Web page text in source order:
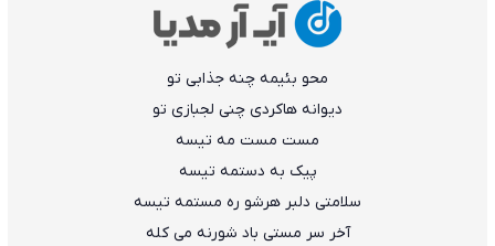
محو بئیمه چنه جذابی تو
دیوانه هاکردی چنی لجبازی تو
مست مست مه تیسه
پیک به دستمه تیسه
سلامتی دلبر هرشو ره مستمه تیسه
آخر سر مستی باد شورنه می کله